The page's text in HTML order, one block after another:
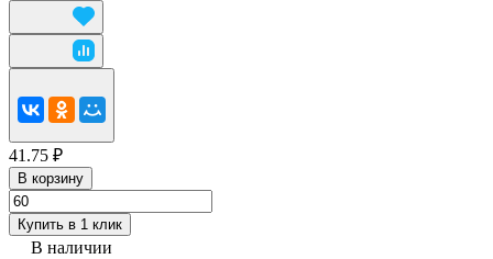
41.75 ₽
В корзину
Купить в 1 клик
В наличии